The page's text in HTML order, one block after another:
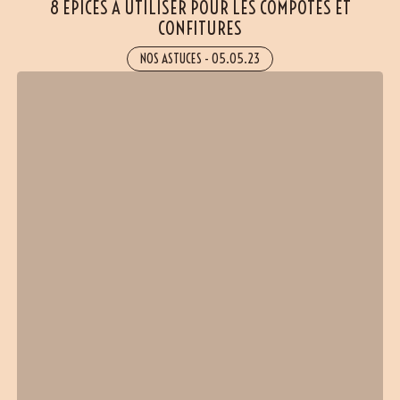
8 ÉPICES À UTILISER POUR LES COMPOTES ET
CONFITURES
NOS ASTUCES - 05.05.23